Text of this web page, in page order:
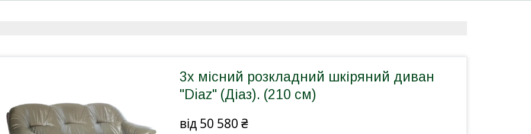
3х місний розкладний шкіряний диван
"Diaz" (Діаз). (210 см)
від 50 580 ₴